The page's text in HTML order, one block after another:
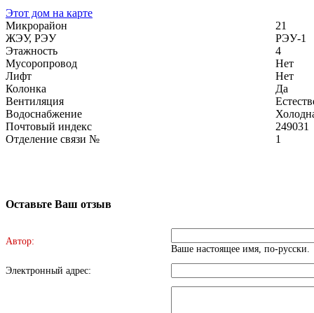
Этот дом на карте
Микрорайон
21
ЖЭУ, РЭУ
РЭУ-1
Этажность
4
Мусоропровод
Нет
Лифт
Нет
Колонка
Да
Вентиляция
Водоснабжение
Почтовый индекс
249031
Отделение связи №
1
Оставьте Ваш отзыв
Автор:
Ваше настоящее имя, по-русски.
Электронный адрес: